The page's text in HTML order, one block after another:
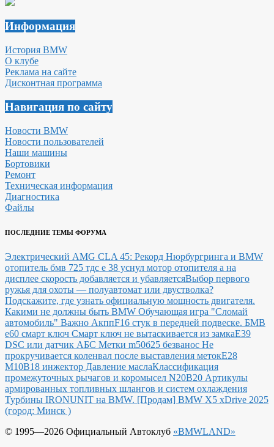
Информация
История BMW
О клубе
Реклама на сайте
Дисконтная программа
Навигация по сайту
Новости BMW
Новости пользователей
Наши машины
Бортовики
Ремонт
Техническая информация
Диагностика
Файлы
ПОСЛЕДНИЕ ТЕМЫ ФОРУМА
Электрический AMG CLA 45: Рекорд Нюрбургринга и BMW
отопитель бмв 725 тдс е 38 уснул мотор отопителя а на
дисплее скорость добавляется и убавляетсяВыбор первого
ружья для охоты — полуавтомат или двустволка?
Подскажите, где узнать официальную мощность двигателя.
Какими не должны быть BMW Обучающая игра "Сломай
автомобиль" Важно АкппF16 стук в передней подвеске. БМВ
е60 смарт ключ Смарт ключ не вытаскивается из замкаE39
DSC или датчик АБС Метки m50б25 безванос Не
прокручивается коленвал после выставления метокЕ28
М10В18 инжектор Давление маслаКлассификация
промежуточных рычагов и коромысел N20B20 Артикулы
армированных топливных шлангов и систем охлаждения
Турбины IRONUNIT на BMW. [Продам] BMW X5 xDrive 2025
(город: Минск )
© 1995—2026 Официальный Автоклуб «BMWLAND»